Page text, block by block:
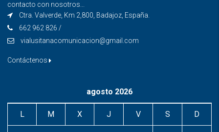
contacto con nosotros...
Ctra. Valverde, Km 2,800, Badajoz, España.
662 962 826 /
vialusitanacomunicacion@gmail.com
Contáctenos
agosto 2026
L M X J V S D